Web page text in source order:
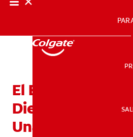
El
Dientes
Una Opción